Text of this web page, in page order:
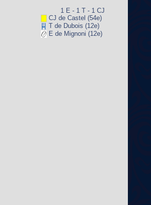
1 E - 1 T - 1 CJ
CJ de Castel (54e)
T de Dubois (12e)
E de Mignoni (12e)